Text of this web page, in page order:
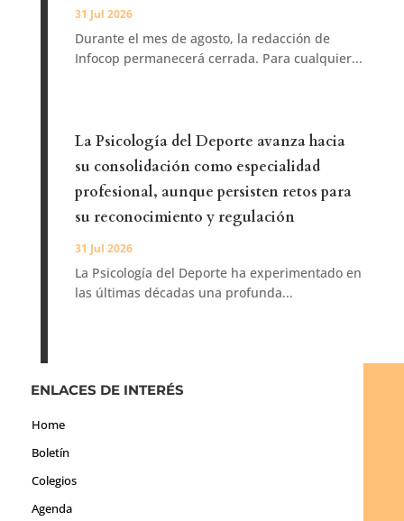
31 Jul 2026
Durante el mes de agosto, la redacción de
Infocop permanecerá cerrada. Para cualquier...
La Psicología del Deporte avanza hacia
su consolidación como especialidad
profesional, aunque persisten retos para
su reconocimiento y regulación
31 Jul 2026
La Psicología del Deporte ha experimentado en
las últimas décadas una profunda...
ENLACES DE INTERÉS
Home
Boletín
Colegios
Agenda